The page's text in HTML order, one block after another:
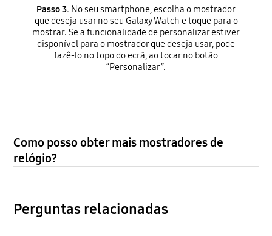
Passo 3. No seu smartphone, escolha o mostrador
que deseja usar no seu Galaxy Watch e toque para o
mostrar. Se a funcionalidade de personalizar estiver
disponível para o mostrador que deseja usar, pode
fazê-lo no topo do ecrã, ao tocar no botão
“Personalizar”.
Como posso obter mais mostradores de
relógio?
Perguntas relacionadas